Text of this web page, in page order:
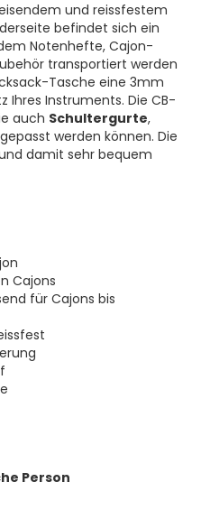
und reissfestem
befindet sich ein
Notenhefte, Cajon-
transportiert werden
Tasche eine 3mm
Ihres Instruments. Die CB-
auch Schultergurte,
werden können. Die
damit sehr bequem
Cajons
für Cajons bis
Person